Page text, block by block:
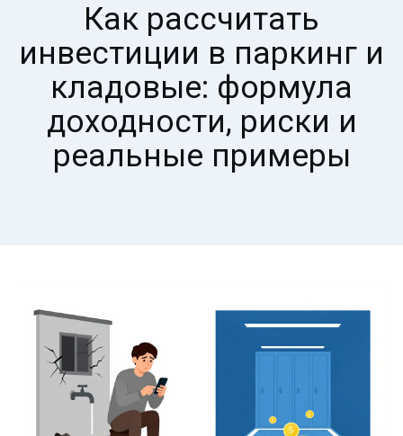
Как рассчитать
инвестиции в паркинг и
кладовые: формула
доходности, риски и
реальные примеры